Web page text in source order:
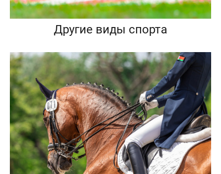
Другие виды спорта